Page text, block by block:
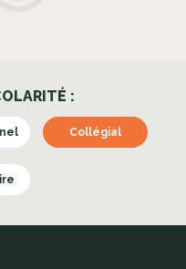
:
Collégial